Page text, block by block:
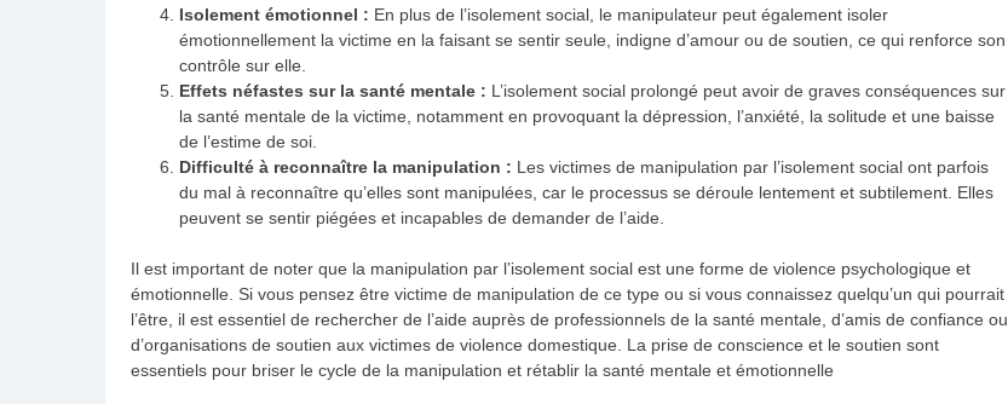
Isolement émotionnel : En plus de l’isolement social, le manipulateur peut également isoler
émotionnellement la victime en la faisant se sentir seule, indigne d’amour ou de soutien, ce qui renforce son
contrôle sur elle.
Effets néfastes sur la santé mentale : L’isolement social prolongé peut avoir de graves conséquences sur
la santé mentale de la victime, notamment en provoquant la dépression, l’anxiété, la solitude et une baisse
de l’estime de soi.
Difficulté à reconnaître la manipulation : Les victimes de manipulation par l’isolement social ont parfois
du mal à reconnaître qu’elles sont manipulées, car le processus se déroule lentement et subtilement. Elles
peuvent se sentir piégées et incapables de demander de l’aide.
Il est important de noter que la manipulation par l’isolement social est une forme de violence psychologique et
émotionnelle. Si vous pensez être victime de manipulation de ce type ou si vous connaissez quelqu’un qui pourrait
l’être, il est essentiel de rechercher de l’aide auprès de professionnels de la santé mentale, d’amis de confiance ou
d’organisations de soutien aux victimes de violence domestique. La prise de conscience et le soutien sont
essentiels pour briser le cycle de la manipulation et rétablir la santé mentale et émotionnelle